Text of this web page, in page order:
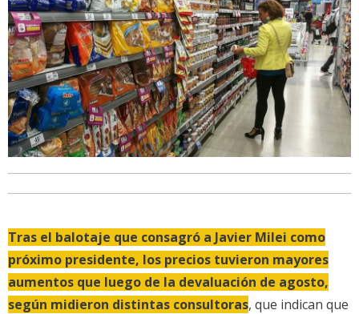
Tras el balotaje que consagró a Javier Milei como
próximo presidente, los precios tuvieron mayores
aumentos que luego de la devaluación de agosto,
según midieron distintas consultoras, que indican que